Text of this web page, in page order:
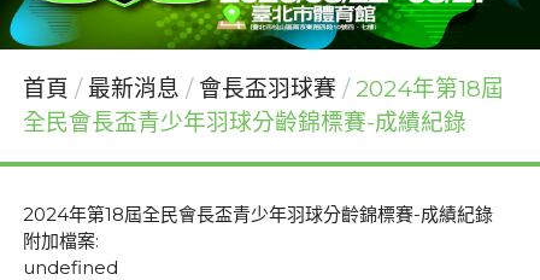
首頁 最新消息 會長盃羽球賽
2024年第18屆
全民會長盃青少年羽球分齡錦標賽-成績紀錄
2024年第18屆全民會長盃青少年羽球分齡錦標賽-成績紀錄
附加檔案:
undefined